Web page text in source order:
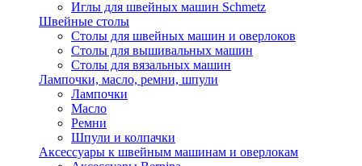
Иглы для швейных машин Schmetz
Швейные столы
Столы для швейных машин и оверлоков
Столы для вышивальных машин
Столы для вязальных машин
Лампочки, масло, ремни, шпули
Лампочки
Масло
Ремни
Шпули и колпачки
Аксессуары к швейным машинам и оверлокам